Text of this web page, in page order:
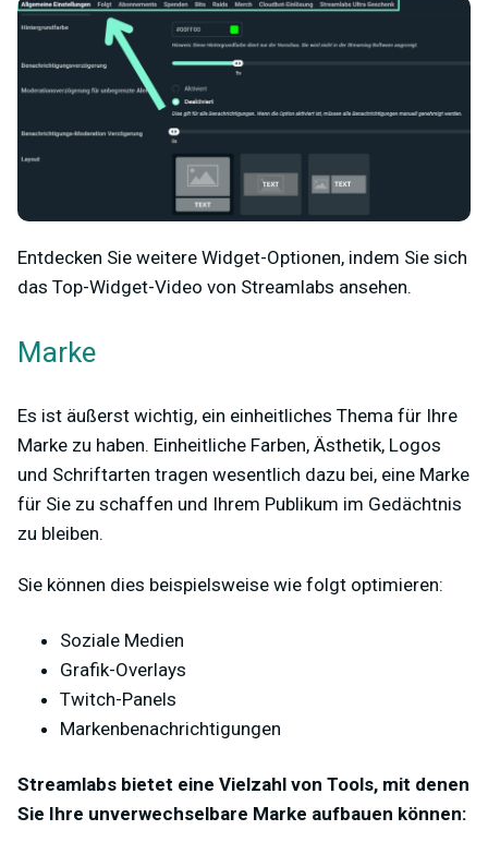
Entdecken Sie weitere Widget-Optionen, indem Sie sich
das Top-Widget-Video von Streamlabs ansehen.
Marke
Es ist äußerst wichtig, ein einheitliches Thema für Ihre
Marke zu haben. Einheitliche Farben, Ästhetik, Logos
und Schriftarten tragen wesentlich dazu bei, eine Marke
für Sie zu schaffen und Ihrem Publikum im Gedächtnis
zu bleiben.
Sie können dies beispielsweise wie folgt optimieren:
Soziale Medien
Grafik-Overlays
Twitch-Panels
Markenbenachrichtigungen
Streamlabs bietet eine Vielzahl von Tools, mit denen
Sie Ihre unverwechselbare Marke aufbauen können: